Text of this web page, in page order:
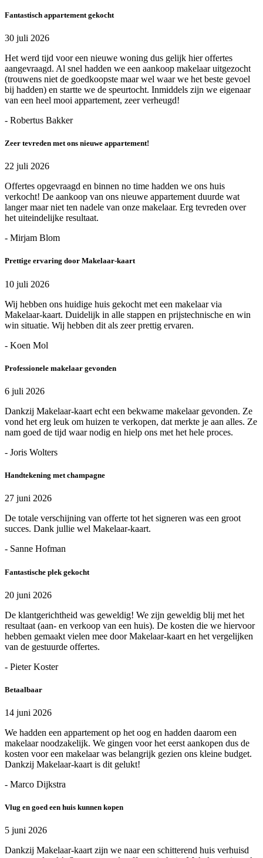
Fantastisch appartement gekocht
30 juli 2026
Het werd tijd voor een nieuwe woning dus gelijk hier offertes
aangevraagd. Al snel hadden we een aankoop makelaar uitgezocht
(trouwens niet de goedkoopste maar wel waar we het beste gevoel
bij hadden) en startte we de speurtocht. Inmiddels zijn we eigenaar
van een heel mooi appartement, zeer verheugd!
- Robertus Bakker
Zeer tevreden met ons nieuwe appartement!
22 juli 2026
Offertes opgevraagd en binnen no time hadden we ons huis
verkocht! De aankoop van ons nieuwe appartement duurde wat
langer maar niet ten nadele van onze makelaar. Erg tevreden over
het uiteindelijke resultaat.
- Mirjam Blom
Prettige ervaring door Makelaar-kaart
10 juli 2026
Wij hebben ons huidige huis gekocht met een makelaar via
Makelaar-kaart. Duidelijk in alle stappen en prijstechnische en win
win situatie. Wij hebben dit als zeer prettig ervaren.
- Koen Mol
Professionele makelaar gevonden
6 juli 2026
Dankzij Makelaar-kaart echt een bekwame makelaar gevonden. Ze
vond het erg leuk om huizen te verkopen, dat merkte je aan alles. Ze
nam goed de tijd waar nodig en hielp ons met het hele proces.
- Joris Wolters
Handtekening met champagne
27 juni 2026
De totale verschijning van offerte tot het signeren was een groot
succes. Dank jullie wel Makelaar-kaart.
- Sanne Hofman
Fantastische plek gekocht
20 juni 2026
De klantgerichtheid was geweldig! We zijn geweldig blij met het
resultaat (aan- en verkoop van een huis). De kosten die we hiervoor
hebben gemaakt vielen mee door Makelaar-kaart en het vergelijken
van de gestuurde offertes.
- Pieter Koster
Betaalbaar
14 juni 2026
We hadden een appartement op het oog en hadden daarom een
makelaar noodzakelijk. We gingen voor het eerst aankopen dus de
kosten voor een makelaar was belangrijk gezien ons kleine budget.
Dankzij Makelaar-kaart is dit gelukt!
- Marco Dijkstra
Vlug en goed een huis kunnen kopen
5 juni 2026
Dankzij Makelaar-kaart zijn we naar een schitterend huis verhuisd